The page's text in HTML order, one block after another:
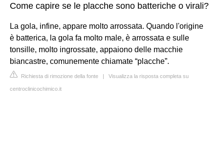
Come capire se le placche sono batteriche o virali?
La gola, infine, appare molto arrossata. Quando l'origine
è batterica, la gola fa molto male, è arrossata e sulle
tonsille, molto ingrossate, appaiono delle macchie
biancastre, comunemente chiamate “placche”.
Richiesta di rimozione della fonte | Visualizza la risposta completa su
centroclinicochimico.it